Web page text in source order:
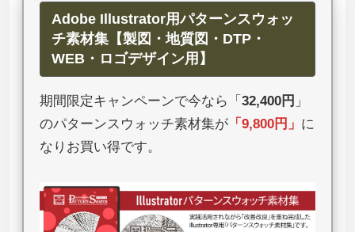
Adobe Illustrator用パターンスウォッ
チ素材集【製図・地質図・DTP・
WEB・ロゴデザイン用】
期間限定キャンペーンで今なら「 32,400円 」
のパターンスウォッチ素材集が 「 9,800円 」 に
なりお買い得です。